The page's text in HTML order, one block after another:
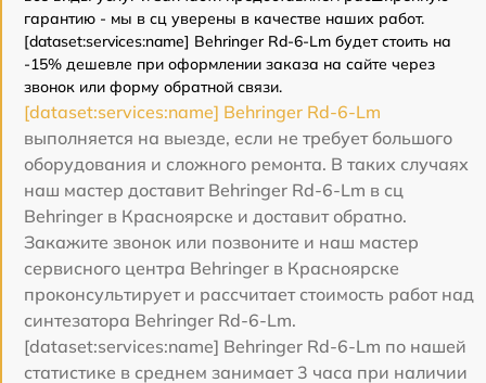
гарантию - мы в сц уверены в качестве наших работ.
[dataset:services:name] Behringer Rd-6-Lm будет стоить на
-15% дешевле при оформлении заказа на сайте через
звонок или форму обратной связи.
[dataset:services:name] Behringer Rd-6-Lm
выполняется на выезде, если не требует большого
оборудования и сложного ремонта. В таких случаях
наш мастер доставит Behringer Rd-6-Lm в сц
Behringer в Красноярске и доставит обратно.
Закажите звонок или позвоните и наш мастер
сервисного центра Behringer в Красноярске
проконсультирует и рассчитает стоимость работ над
синтезатора Behringer Rd-6-Lm.
[dataset:services:name] Behringer Rd-6-Lm по нашей
статистике в среднем занимает 3 часа при наличии